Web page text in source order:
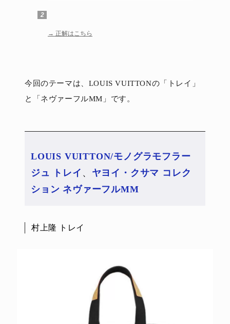
2
正解はこちら
今回のテーマは、LOUIS VUITTONの「トレイ」
と「ネヴァーフルMM」です。
LOUIS VUITTON/モノグラモフラー
ジュ トレイ 、 ヤヨイ・クサマ コレク
ション ネヴァーフルMM
村上隆 トレイ